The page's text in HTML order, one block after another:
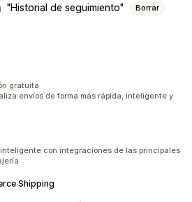
Historial de seguimiento Borrar
gratuita
envíos de forma más rápida, inteligente y
con integraciones de las principales
Shipping